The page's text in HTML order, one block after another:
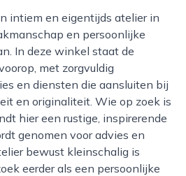
en persoonlijke
In deze winkel staat de
met zorgvuldig
en diensten die aansluiten bij
en originaliteit. Wie op zoek is
hier een rustige, inspirerende
genomen voor advies en
bewust kleinschalig is
eerder als een persoonlijke